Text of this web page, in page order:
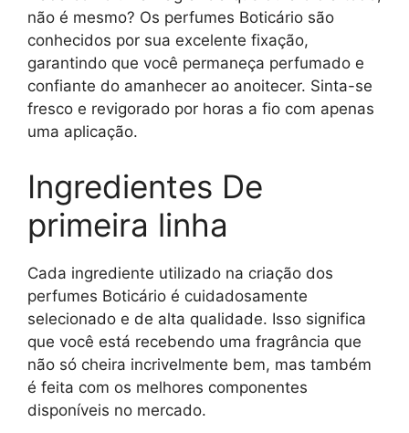
não é mesmo? Os perfumes Boticário são
conhecidos por sua excelente fixação,
garantindo que você permaneça perfumado e
confiante do amanhecer ao anoitecer. Sinta-se
fresco e revigorado por horas a fio com apenas
uma aplicação.
Ingredientes De
primeira linha
Cada ingrediente utilizado na criação dos
perfumes Boticário é cuidadosamente
selecionado e de alta qualidade. Isso significa
que você está recebendo uma fragrância que
não só cheira incrivelmente bem, mas também
é feita com os melhores componentes
disponíveis no mercado.